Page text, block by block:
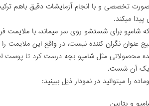
تخصصی و با انجام آزمایشات دقیق باهم
میکند.
زمان ۵ دقیقه ای که شامپو برای شستشو روی سر میماند، با
عنوان نگران کننده نیست، در واقع این ملایمت
محصولاتی مثل شامپو بچه درست کرد تا
آن شست.
را میتوانید در نمودار ذیل ببینید: